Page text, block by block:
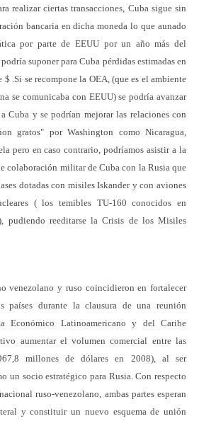
realizar ciertas transacciones, Cuba sigue sin
bancaria en dicha moneda lo que aunado
por parte de EEUU por un año más del
suponer para Cuba pérdidas estimadas en
.Si se recompone la OEA, (que es el ambiente
se comunicaba con EEUU) se podría avanzar
Cuba y se podrían mejorar las relaciones con
gratos" por Washington como Nicaragua,
pero en caso contrario, podríamos asistir a la
colaboración militar de Cuba con la Rusia que
dotadas con misiles Iskander y con aviones
( los temibles TU-160 conocidos en
pudiendo reeditarse la Crisis de los Misiles
venezolano y ruso coincidieron en fortalecer
países durante la clausura de una reunión
Económico Latinoamericano y del Caribe
aumentar el volumen comercial entre las
millones de dólares en 2008), al ser
un socio estratégico para Rusia. Con respecto
ruso-venezolano, ambas partes esperan
y constituir un nuevo esquema de unión